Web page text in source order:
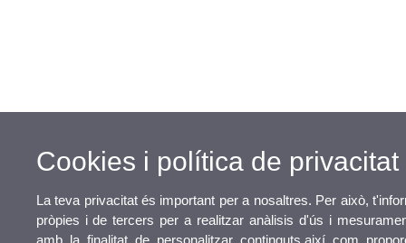
Cookies i política de privacitat
La teva privacitat és important per a nosaltres. Per això,
pròpies i de tercers per a realitzar anàlisis d'ús i